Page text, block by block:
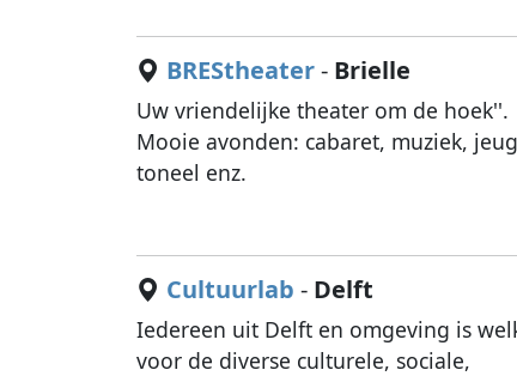
BREStheater- Brielle
Uw vriendelijke theater om de hoek''.
Mooie avonden: cabaret, muziek,
toneel enz.
Cultuurlab - Delft
Iedereen uit Delft en omgeving is
voor de diverse culturele, sociale,